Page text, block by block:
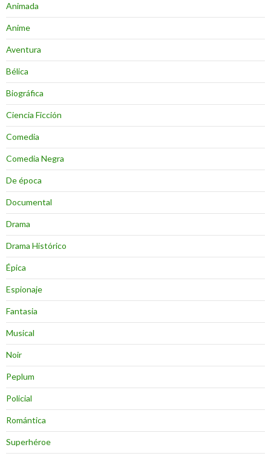
Animada
Anime
Aventura
Bélica
Biográfica
Ciencia Ficción
Comedia
Comedia Negra
De época
Documental
Drama
Drama Histórico
Épica
Espionaje
Fantasia
Musical
Noir
Peplum
Policial
Romántica
Superhéroe